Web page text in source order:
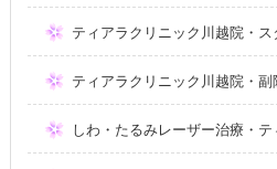
ティアラクリニック川越院・ス
ティアラクリニック川越院・副
しわ・たるみレーザー治療・テ